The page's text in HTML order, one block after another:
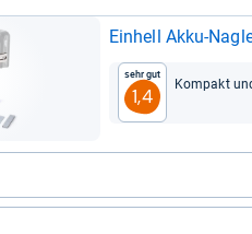
Ein­hell Akku-​
Sehr gut
1,4
Kom­pakt